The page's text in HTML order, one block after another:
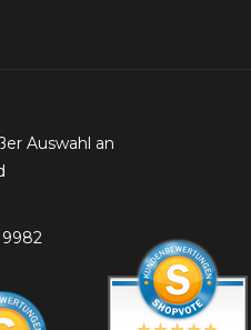
Auswahl an